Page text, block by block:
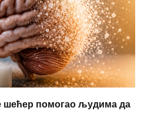
шећер помогао људима да